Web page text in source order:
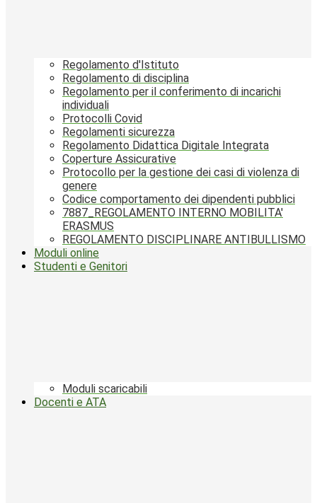
Regolamento d'Istituto
Regolamento di disciplina
Regolamento per il conferimento di incarichi
individuali
Protocolli Covid
Regolamenti sicurezza
Regolamento Didattica Digitale Integrata
Coperture Assicurative
Protocollo per la gestione dei casi di violenza di
genere
Codice comportamento dei dipendenti pubblici
7887_REGOLAMENTO INTERNO MOBILITA'
ERASMUS
REGOLAMENTO DISCIPLINARE ANTIBULLISMO
Moduli online
Studenti e Genitori
Moduli scaricabili
Docenti e ATA